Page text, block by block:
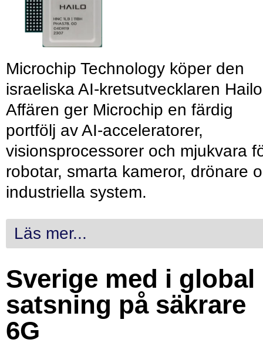
Microchip Technology köper den
israeliska AI-kretsutvecklaren
Affären ger Microchip en färdig
portfölj av AI-acceleratorer,
visionsprocessorer och mjukvara
robotar, smarta kameror, drönare
industriella system.
Läs mer...
Sverige med i global
satsning på säkrare
6G